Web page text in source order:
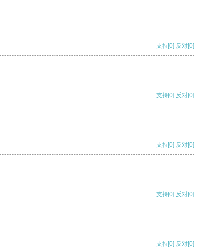
支持[0] 反对[0]
支持[0] 反对[0]
支持[0] 反对[0]
支持[0] 反对[0]
支持[0] 反对[0]